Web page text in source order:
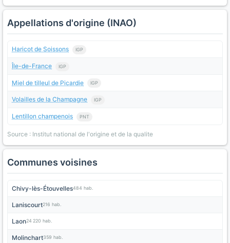
Appellations d'origine (INAO)
Haricot de Soissons IGP
Île-de-France IGP
Miel de tilleul de Picardie IGP
Volailles de la Champagne IGP
Lentillon champenois PNT
Source : Institut national de l'origine et de la qualite
Communes voisines
Chivy-lès-Étouvelles484 hab.
Laniscourt216 hab.
Laon24 220 hab.
Molinchart359 hab.